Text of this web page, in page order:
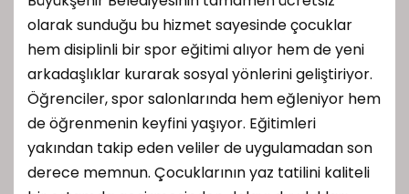
olarak sunduğu bu hizmet sayesinde çocuklar
hem disiplinli bir spor eğitimi alıyor hem de yeni
arkadaşlıklar kurarak sosyal yönlerini geliştiriyor.
Öğrenciler, spor salonlarında hem eğleniyor hem
de öğrenmenin keyfini yaşıyor. Eğitimleri
yakından takip eden veliler de uygulamadan son
derece memnun. Çocuklarının yaz tatilini kaliteli